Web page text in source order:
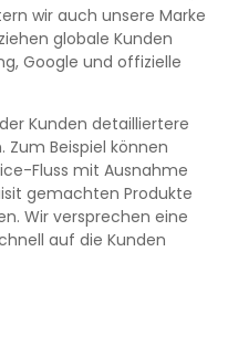
wir auch unsere Marke
globale Kunden
Google und offizielle
Kunden detailliertere
Beispiel können
Fluss mit Ausnahme
gemachten Produkte
Wir versprechen eine
auf die Kunden